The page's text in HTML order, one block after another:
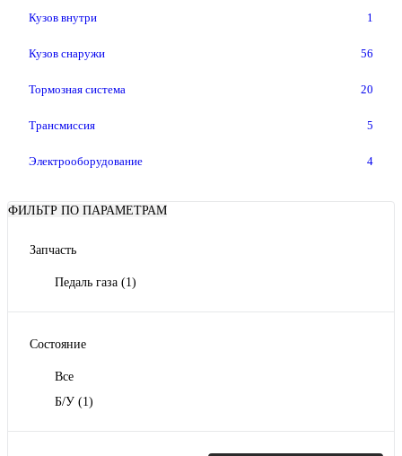
Кузов внутри 1
Кузов снаружи 56
Тормозная система 20
Трансмиссия 5
Электрооборудование 4
ФИЛЬТР ПО ПАРАМЕТРАМ
Запчасть
Педаль газа (1)
Состояние
Все
Б/У (1)